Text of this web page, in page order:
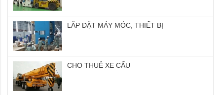
LẮP ĐẶT MÁY MÓC, THIẾT BỊ
CHO THUÊ XE CẨU